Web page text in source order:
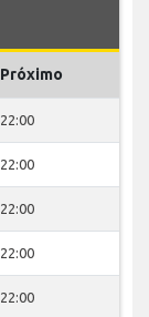
Próximo
22:00
22:00
22:00
22:00
22:00